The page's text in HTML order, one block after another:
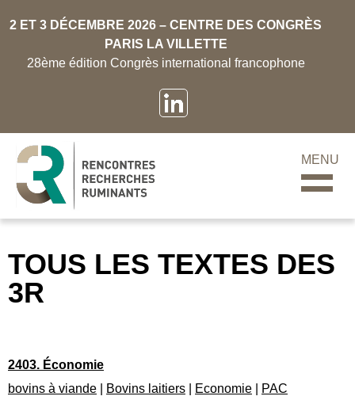
2 ET 3 DÉCEMBRE 2026 – CENTRE DES CONGRÈS
PARIS LA VILLETTE
28ème édition Congrès international francophone
MENU
TOUS LES TEXTES DES
3R
2403. Économie
bovins à viande
Bovins laitiers Economie PAC